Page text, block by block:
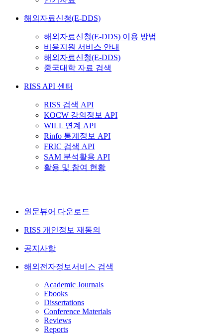
해외자료신청(E-DDS)
해외자료신청(E-DDS) 이용 방법
비용지원 서비스 안내
해외자료신청(E-DDS)
중국대학 자료 검색
RISS API 센터
RISS 검색 API
KOCW 강의정보 API
WILL 연계 API
Rinfo 통계정보 API
FRIC 검색 API
SAM 분석활용 API
활용 및 참여 현황
원문뷰어 다운로드
RISS 개인정보 재동의
공지사항
해외전자정보서비스 검색
Academic Journals
Ebooks
Dissertations
Conference Materials
Reviews
Reports